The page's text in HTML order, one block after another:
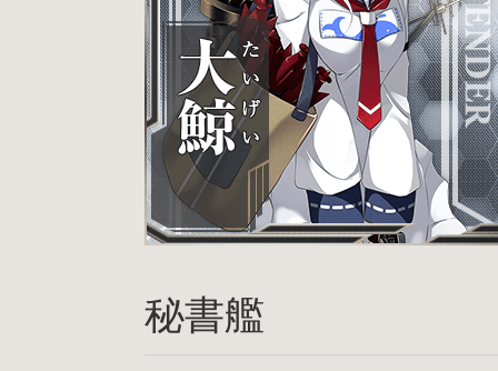
秘書艦